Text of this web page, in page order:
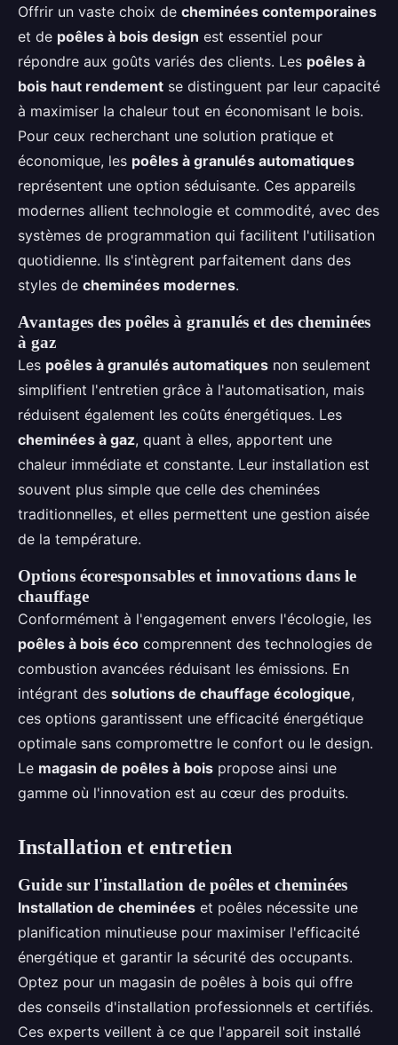
Offrir un vaste choix de cheminées contemporaines
et de poêles à bois design est essentiel pour
répondre aux goûts variés des clients. Les poêles à
bois haut rendement se distinguent par leur capacité
à maximiser la chaleur tout en économisant le bois.
Pour ceux recherchant une solution pratique et
économique, les poêles à granulés automatiques
représentent une option séduisante. Ces appareils
modernes allient technologie et commodité, avec des
systèmes de programmation qui facilitent l'utilisation
quotidienne. Ils s'intègrent parfaitement dans des
styles de cheminées modernes.
Avantages des poêles à granulés et des cheminées
à gaz
Les poêles à granulés automatiques non seulement
simplifient l'entretien grâce à l'automatisation, mais
réduisent également les coûts énergétiques. Les
cheminées à gaz, quant à elles, apportent une
chaleur immédiate et constante. Leur installation est
souvent plus simple que celle des cheminées
traditionnelles, et elles permettent une gestion aisée
de la température.
Options écoresponsables et innovations dans le
chauffage
Conformément à l'engagement envers l'écologie, les
poêles à bois éco comprennent des technologies de
combustion avancées réduisant les émissions. En
intégrant des solutions de chauffage écologique,
ces options garantissent une efficacité énergétique
optimale sans compromettre le confort ou le design.
Le magasin de poêles à bois propose ainsi une
gamme où l'innovation est au cœur des produits.
Installation et entretien
Guide sur l'installation de poêles et cheminées
Installation de cheminées et poêles nécessite une
planification minutieuse pour maximiser l'efficacité
énergétique et garantir la sécurité des occupants.
Optez pour un magasin de poêles à bois qui offre
des conseils d'installation professionnels et certifiés.
Ces experts veillent à ce que l'appareil soit installé